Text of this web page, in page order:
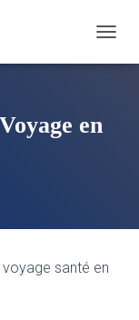
O
I
en
voyage santé en